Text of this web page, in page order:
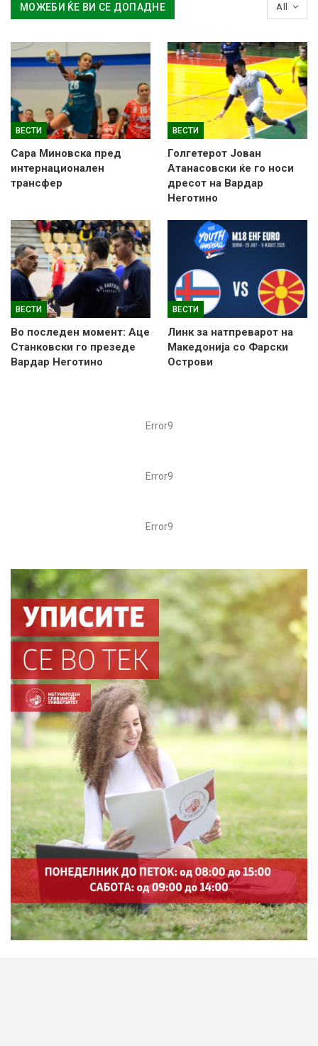
All
МОЖЕБИ ЌЕ ВИ СЕ ДОПАДНЕ
ВЕСТИ
Сара Миновска пред
интернационален
трансфер
ВЕСТИ
Голгетерот Јован
Атанасовски ќе го носи
дресот на Вардар
Неготино
ВЕСТИ
Во последен момент: Аце
Станковски го презеде
Вардар Неготино
ВЕСТИ
Линк за натпреварот на
Македонија со Фарски
Острови
Error9
Error9
Error9